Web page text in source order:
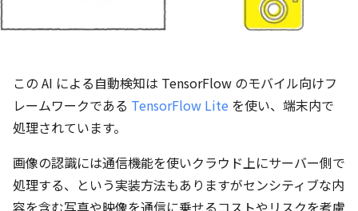
この AI による自動検知は TensorFlow のモバイル向けフ
レームワークである TensorFlow Lite を使い、端末内で
処理されています。
画像の認識には通信機能を使いクラウド上にサーバー側で
処理する、という実装方法もありますがセンシティブな内
容を含む写真や映像を通信に乗せるコストやリスクを考慮